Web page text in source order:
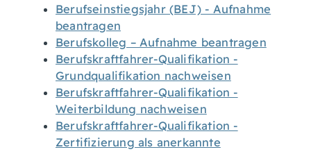
Berufseinstiegsjahr (BEJ) - Aufnahme
beantragen
Berufskolleg – Aufnahme beantragen
Berufskraftfahrer-Qualifikation -
Grundqualifikation nachweisen
Berufskraftfahrer-Qualifikation -
Weiterbildung nachweisen
Berufskraftfahrer-Qualifikation -
Zertifizierung als anerkannte